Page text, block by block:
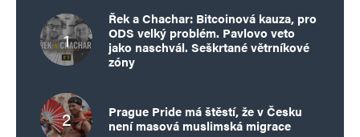
Řek a Chachar: Bitcoinová kauza, pro
ODS velký problém. Pavlovo veto
jako naschvál. Seškrtané větrníkové
zóny
Prague Pride má štěstí, že v Česku
není masová muslimská migrace